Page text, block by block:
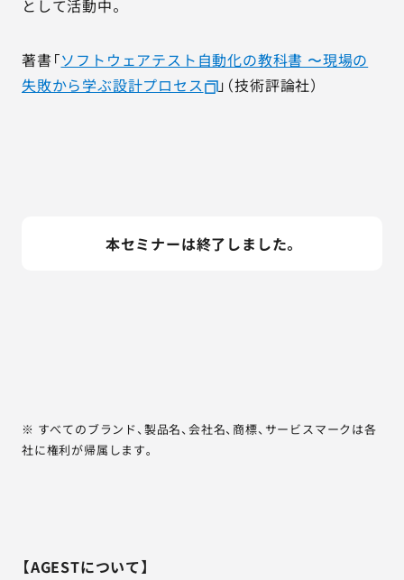
として活動中。
著書「ソフトウェアテスト自動化の教科書 〜現場の
失敗から学ぶ設計プロセス
」（技術評論社）
本セミナーは終了しました。
※ すべてのブランド、製品名、会社名、商標、サービスマークは各
社に権利が帰属します。
【AGESTについて】